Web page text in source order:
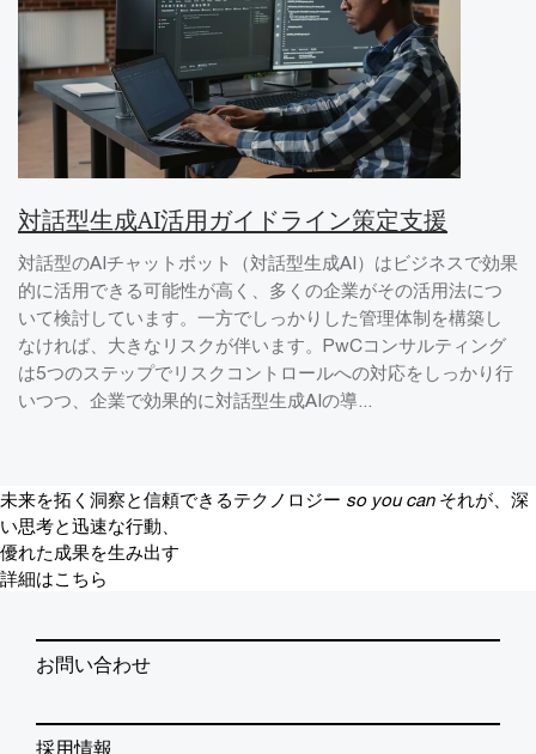
対話型生成AI活用ガイドライン策定支援
対話型のAIチャットボット（対話型生成AI）はビジネスで効果
的に活用できる可能性が高く、多くの企業がその活用法につ
いて検討しています。一方でしっかりした管理体制を構築し
なければ、大きなリスクが伴います。PwCコンサルティング
は5つのステップでリスクコントロールへの対応をしっかり行
いつつ、企業で効果的に対話型生成AIの導...
未来を拓く洞察と信頼できるテクノロジー so you can それが、深
い思考と迅速な行動、
優れた成果を生み出す
詳細はこちら
お問い合わせ
採用情報